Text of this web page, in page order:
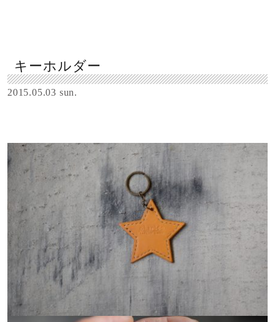
キーホルダー
2015.05.03 sun.